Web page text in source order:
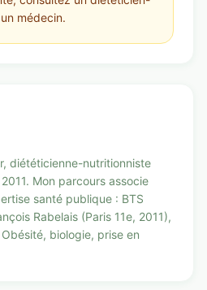
médecin.
diététicienne-nutritionniste
Mon parcours associe
santé publique : BTS
Rabelais (Paris 11e, 2011),
biologie, prise en